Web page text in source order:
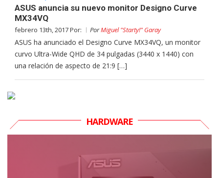
ASUS anuncia su nuevo monitor Designo Curve
MX34VQ
febrero 13th, 2017 Por: PorMiguel "Starty!" Garay
ASUS ha anunciado el Designo Curve MX34VQ, un monitor
curvo Ultra-Wide QHD de 34 pulgadas (3440 x 1440) con
una relación de aspecto de 21:9 […]
HARDWARE